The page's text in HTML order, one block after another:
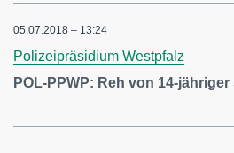
05.07.2018 – 13:24
Polizeipräsidium Westpfalz
POL-PPWP: Reh von 14-